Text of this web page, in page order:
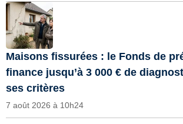
Maisons fissurées : le Fonds de
finance jusqu’à 3 000 € de
ses critères
7 août 2026 à 10h24